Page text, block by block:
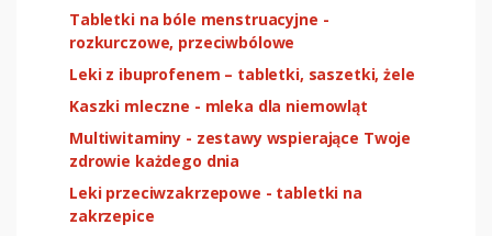
Tabletki na bóle menstruacyjne -
rozkurczowe, przeciwbólowe
Leki z ibuprofenem – tabletki, saszetki, żele
Kaszki mleczne - mleka dla niemowląt
Multiwitaminy - zestawy wspierające Twoje
zdrowie każdego dnia
Leki przeciwzakrzepowe - tabletki na
zakrzepice